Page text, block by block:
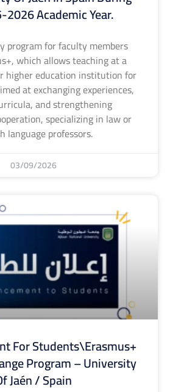
Academic Year.
program for faculty members
which allows teaching at a
higher education institution for
at exchanging experiences,
and strengthening
specializing in law or
language professors.
03/09/2026
For Students\Erasmus+
Program – University
Jaén / Spain